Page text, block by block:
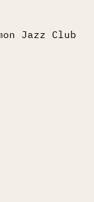
Ramon Jazz